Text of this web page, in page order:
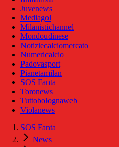
Juvenews
Mediagol
Milanistichannel
Mondoudinese
Notiziecalciomercato
Numericalcio
Padovasport
Pianetamilan
SOS Fanta
Toronews
Tuttobolognaweb
Violanews
SOS Fanta
News